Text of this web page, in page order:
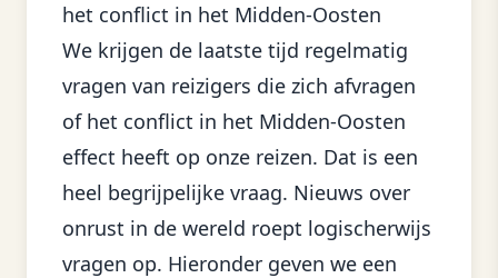
het conflict in het Midden-Oosten
We krijgen de laatste tijd regelmatig
vragen van reizigers die zich afvragen
of het conflict in het Midden-Oosten
effect heeft op onze reizen. Dat is een
heel begrijpelijke vraag. Nieuws over
onrust in de wereld roept logischerwijs
vragen op. Hieronder geven we een